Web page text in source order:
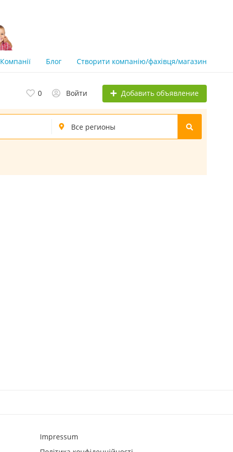
Компанії Блог Створити компанію/фахівця/магазин
0 Войти Добавить объявление
Impressum